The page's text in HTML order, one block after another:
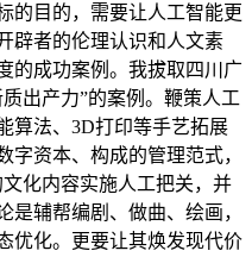
的目的，需要让人工智能更
辟者的伦理认识和人文素
的成功案例。我拔取四川广
出产力”的案例。鞭策人工
算法、3D打印等手艺拓展
字资本、构成的管理范式，
化内容实施人工把关，并
是辅帮编剧、做曲、绘画，
优化。更要让其焕发现代价